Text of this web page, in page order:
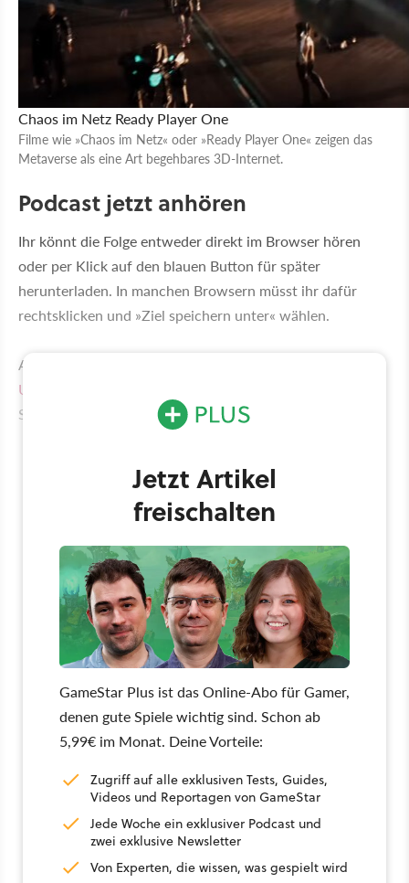
Chaos im Netz Ready Player One
Filme wie »Chaos im Netz« oder »Ready Player One« zeigen das
Metaverse als eine Art begehbares 3D-Internet.
Podcast jetzt anhören
Ihr könnt die Folge entweder direkt im Browser hören
oder per Klick auf den blauen Button für später
herunterladen. In manchen Browsern müsst ihr dafür
rechtsklicken und »Ziel speichern unter« wählen.
Alternativ gibt's wie immer unseren
User
Smartphone laden könnt.
Jetzt Artikel
freischalten
GameStar Plus ist das Online-Abo für Gamer,
denen gute Spiele wichtig sind. Schon ab
5,99€ im Monat. Deine Vorteile:
Zugriff auf alle exklusiven Tests, Guides,
Videos und Reportagen von GameStar
Jede Woche ein exklusiver Podcast und
zwei exklusive Newsletter
Von Experten, die wissen, was gespielt wird